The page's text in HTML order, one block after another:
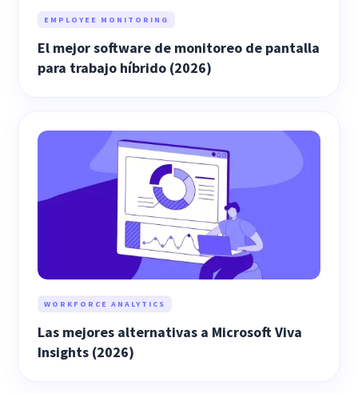
EMPLOYEE MONITORING
El mejor software de monitoreo de pantalla
para trabajo híbrido (2026)
WORKFORCE ANALYTICS
Las mejores alternativas a Microsoft Viva
Insights (2026)